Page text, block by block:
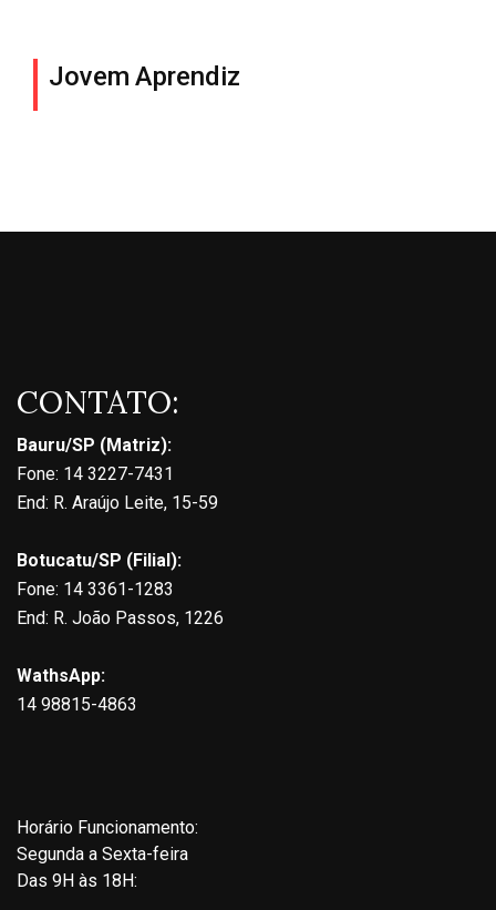
Jovem Aprendiz
CONTATO:
Bauru/SP (Matriz):
Fone: 14 3227-7431
End: R. Araújo Leite, 15-59
Botucatu/SP (Filial):
Fone: 14 3361-1283
End: R. João Passos, 1226
WathsApp:
14 98815-4863
Horário Funcionamento:
Segunda a Sexta-feira
Das 9H às 18H: